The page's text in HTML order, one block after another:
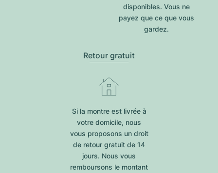
disponibles. Vous ne
payez que ce que vous
gardez.
Retour gratuit
Si la montre est livrée à
votre domicile, nous
vous proposons un droit
de retour gratuit de 14
jours. Nous vous
remboursons le montant